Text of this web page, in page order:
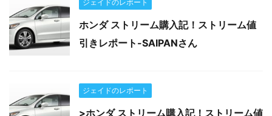
ジェイドのレポート
ホンダ ストリーム購入記！ストリーム値
引きレポート-SAIPANさん
ジェイドのレポート
>ホンダ ストリーム購入記！ストリーム値